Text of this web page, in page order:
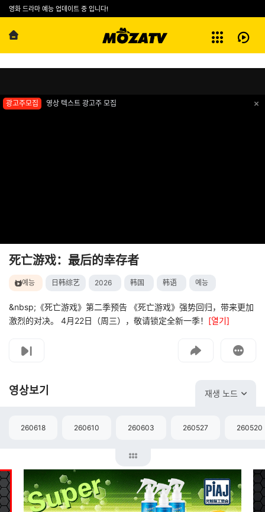
영화 드라마 예능 업데이트 중 입니다!예능
전체보기
방영기록
260422
死亡游戏：最后的幸存者
광고주모집 영상 텍스트 광고주 모집
死亡游戏：最后的幸存者
예능 日韩综艺 2026 韩国 韩语 예능
&nbsp;《死亡游戏》第二季预告 《死亡游戏》强势回归，带来更加
激烈的对决。 4月22日（周三），敬请锁定全新一季！ [열기]
영상보기 재생 노드
260618 260610 260603 260527 260520